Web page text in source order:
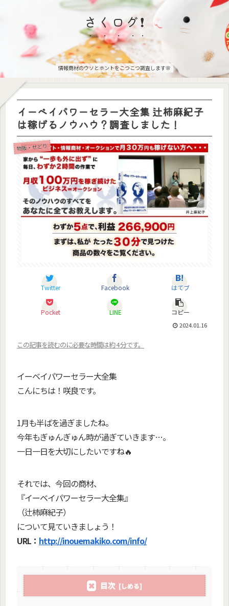
さくログ❗
情報商材のウソとホントをこつこつ調査します🌸
イーベイパワーセラー大全集 辻柿麻紀子
は稼げるノウハウ？調査しました！
物販・せどり
Twitter Facebook はてブ
Pocket LINE コピー
2024.01.16
この記事を読むのに必要な時間は約 4 分です。
イーベイパワーセラー大全集
こんにちは！咲良です。
1月も半ばを過ぎましたね。
今年もぎゅんぎゅん時が過ぎていきます…。
一日一日を大切にしたいですね🔥
それでは、今回の商材、
『イーベイパワーセラー大全集』
（辻柿麻紀子）
について見ていきましょう！
URL： http://inouemakiko.com/info/
目次